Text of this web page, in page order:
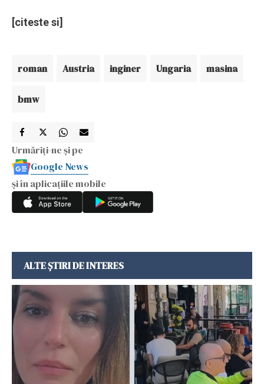
[citeste si]
roman Austria inginer Ungaria masina
bmw
Urmăriți-ne și pe
Google News
și în aplicațiile mobile
ALTE ȘTIRI DE INTERES